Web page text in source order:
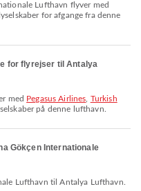
Lufthavn flyver med
for afgange fra denne
for flyrejser til Antalya
med Pegasus Airlines Turkish
på denne lufthavn.
Gökçen Internationale
Lufthavn til Antalya Lufthavn.